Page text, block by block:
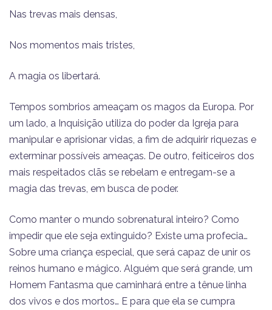
Nas trevas mais densas,
Nos momentos mais tristes,
A magia os libertará.
Tempos sombrios ameaçam os magos da Europa. Por
um lado, a Inquisição utiliza do poder da Igreja para
manipular e aprisionar vidas, a fim de adquirir riquezas e
exterminar possíveis ameaças. De outro, feiticeiros dos
mais respeitados clãs se rebelam e entregam-se a
magia das trevas, em busca de poder.
Como manter o mundo sobrenatural inteiro? Como
impedir que ele seja extinguido? Existe uma profecia…
Sobre uma criança especial, que será capaz de unir os
reinos humano e mágico. Alguém que será grande, um
Homem Fantasma que caminhará entre a tênue linha
dos vivos e dos mortos… E para que ela se cumpra